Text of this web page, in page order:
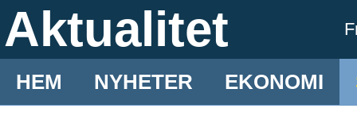
Aktualitet
HEM NYHETER EKONOMI